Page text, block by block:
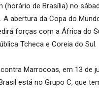
(horário de Brasília) no
A abertura da Copa do
forças com a África do
Tcheca e Coreia do Sul.
Marrocoas, em 13 de
está no Grupo C, que